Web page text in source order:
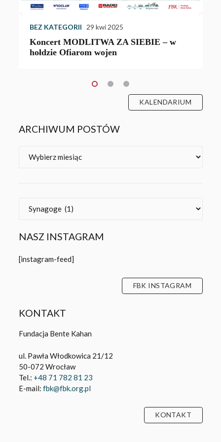
BEZ KATEGORII 29 kwi 2025
Koncert MODLITWA ZA SIEBIE – w
hołdzie Ofiarom wojen
KALENDARIUM
ARCHIWUM POSTÓW
NASZ INSTAGRAM
[instagram-feed]
FBK INSTAGRAM
KONTAKT
Fundacja Bente Kahan
ul. Pawła Włodkowica 21/12
50-072 Wrocław
Tel.: +48 71 782 81 23
E-mail: fbk@fbk.org.pl
KONTAKT